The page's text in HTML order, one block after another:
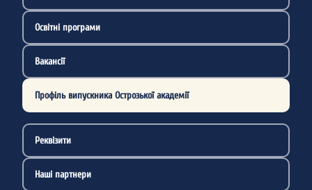
Освітні програми
Вакансії
Профіль випускника Острозької академії
Реквізити
Наші партнери